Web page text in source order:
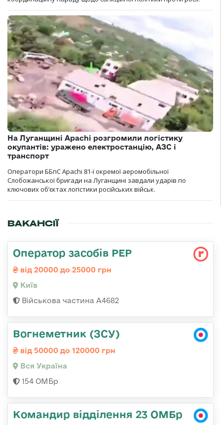
На Луганщині Apachi розгромили логістику
окупантів: уражено електростанцію, АЗС і
транспорт
Оператори ББпС Apachi 81-ї окремої аеромобільної
Слобожанської бригади на Луганщині завдали ударів по
ключових об’єктах логістики російських військ.
ВАКАНСІЇ
Оператор засобів РЕР
від 20000 до 25000 грн
Київ
Військова частина А4682
Вогнеметник (ЗСУ)
від 50000 до 120000 грн
Вся Україна
154 ОМБр
Командир відділення 23 ОМБр